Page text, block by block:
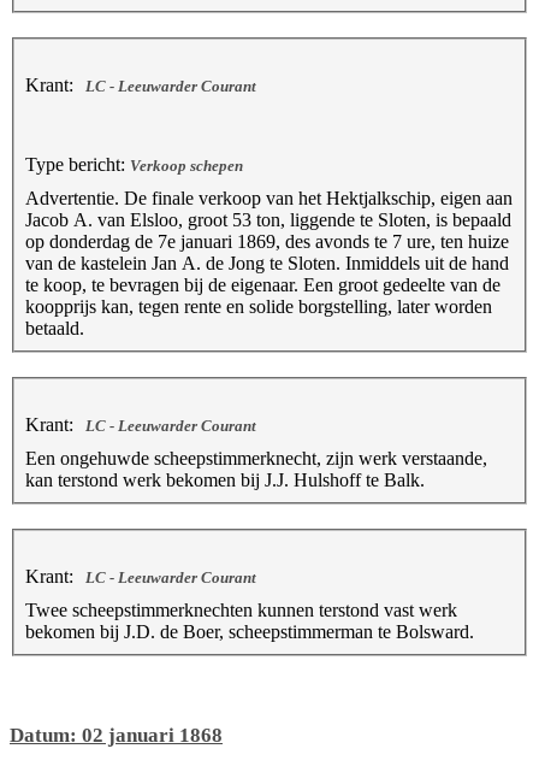
Krant: LC - Leeuwarder Courant
Type bericht: Verkoop schepen
Advertentie. De finale verkoop van het Hektjalkschip, eigen aan
Jacob A. van Elsloo, groot 53 ton, liggende te Sloten, is bepaald
op donderdag de 7e januari 1869, des avonds te 7 ure, ten huize
van de kastelein Jan A. de Jong te Sloten. Inmiddels uit de hand
te koop, te bevragen bij de eigenaar. Een groot gedeelte van de
koopprijs kan, tegen rente en solide borgstelling, later worden
betaald.
Krant: LC - Leeuwarder Courant
Een ongehuwde scheepstimmerknecht, zijn werk verstaande,
kan terstond werk bekomen bij J.J. Hulshoff te Balk.
Krant: LC - Leeuwarder Courant
Twee scheepstimmerknechten kunnen terstond vast werk
bekomen bij J.D. de Boer, scheepstimmerman te Bolsward.
Datum: 02 januari 1868